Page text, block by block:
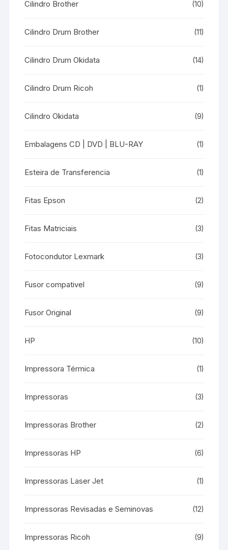
Cilindro Brother (10)
Cilindro Drum Brother (11)
Cilindro Drum Okidata (14)
Cilindro Drum Ricoh (1)
Cilindro Okidata (9)
Embalagens CD | DVD | BLU-RAY (1)
Esteira de Transferencia (1)
Fitas Epson (2)
Fitas Matriciais (3)
Fotocondutor Lexmark (3)
Fusor compativel (9)
Fusor Original (9)
HP (10)
Impressora Térmica (1)
Impressoras (3)
Impressoras Brother (2)
Impressoras HP (6)
Impressoras Laser Jet (1)
Impressoras Revisadas e Seminovas (12)
Impressoras Ricoh (9)